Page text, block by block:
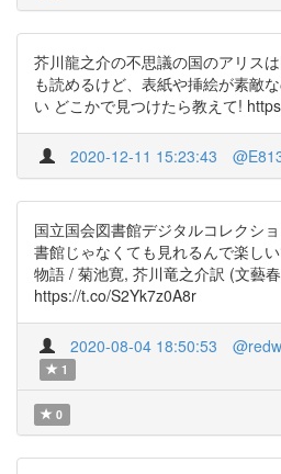
芥川龍之介の不思議の国のアリス
も読めるけど、表紙や挿絵が素敵
い どこかで見つけたら教えて!
2020-12-11 15:23:43
国立国会図書館デジタルコレクシ
書館じゃなくても見れるんで楽し
物語 / 菊池寛, 芥川竜之介訳 (文藝
https://t.co/S2Yk7z0A8r
2020-08-04 18:50:53
1
0